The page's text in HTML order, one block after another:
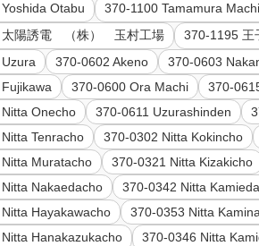
Otabu
370-1100 Tamamura Machi
太陽誘電 （株） 玉村工場
370-1195
370-0602 Akeno 370-0603
370-0600 Ora Machi 370-
Onecho
370-0611 Uzurashinden
Tenracho
370-0302 Nitta Kokincho
Muratacho
370-0321 Nitta Kizakicho
Nakaedacho
370-0342 Nitta
Hayakawacho
370-0353 Nitta
Hanakazukacho
370-0346 Nitta